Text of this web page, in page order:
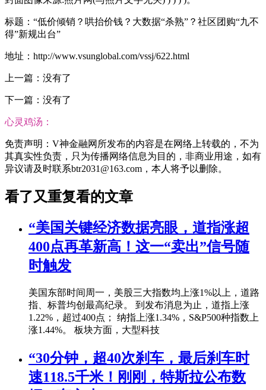
标题：“低价倾销？哄抬价钱？大数据“杀熟”？社区团购“九不
得”新规出台”
地址：http://www.vsunglobal.com/vssj/622.html
上一篇：没有了
下一篇：没有了
心灵鸡汤：
免责声明：V神金融网所发布的内容是在网络上转载的，不为
其真实性负责，只为传播网络信息为目的，非商业用途，如有
异议请及时联系btr2031@163.com，本人将予以删除。
看了又重复看的文章
“美国关键经济数据亮眼，道指涨超
400点再革新高！这一“卖出”信号随
时触发
美国东部时间周一，美股三大指数均上涨1%以上，道路
指、标普均创最高纪录。 到发布消息为止，道指上涨
1.22%，超过400点； 纳指上涨1.34%，S&P500种指数上
涨1.44%。 板块方面，大型科技
“30分钟，超40次刹车，最后刹车时
速118.5千米！刚刚，特斯拉公布数